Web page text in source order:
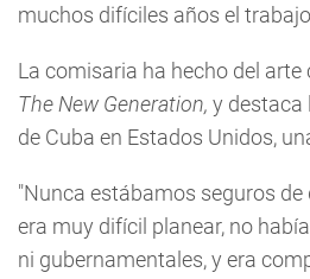
muchos difíciles años el
La comisaria ha hecho del
The New Generation, y destaca
de Cuba en Estados Unidos,
"Nunca estábamos seguros
era muy difícil planear, no
ni gubernamentales, y era